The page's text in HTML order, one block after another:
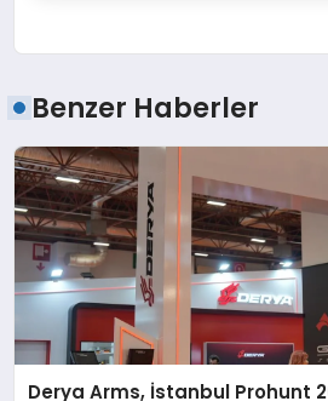
Benzer Haberler
Derya Arms, İstanbul Prohunt